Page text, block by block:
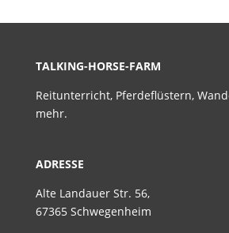
TALKING-HORSE-FARM
Reitunterricht, Pferdeflüstern,
mehr.
ADRESSE
Alte Landauer Str. 56,
67365 Schwegenheim